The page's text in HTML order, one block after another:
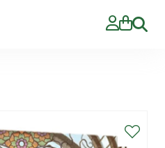
Zoeken